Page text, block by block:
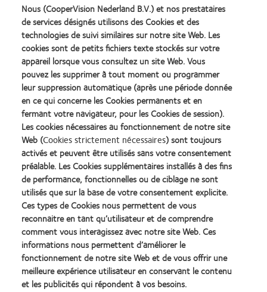
REMPLACEMENT QUOTIDIEN
Multifocale clariti® 1 day avec Binocular Progressive System™
REMPLACEMENT QUOTIDIEN PRESBYTIE‡
Ces lentilles de contact sont une valeur sûre pour les patients.
Elles allient santé, confort et facilité de manipulation.§1234
Disponible en sphérique, torique et multifocale.
Les images d'emballage ne sont présentées qu'à titre d'illustration.
Le plastique utilisé dans les lentilles de contact souples CooperVision est déterminé par le
poids du blister en plastique, la lentille et l'emballage secondaire, y compris les laminés, les
adhésifs et les intrants auxiliaires (par exemple l'encre). La détermination n'inclut pas le
plastique utilisé au cours du processus de fabrication de ces produits et de leur emballage.
*Myopie ou Hypermétropie.
†Myopie ou hypermétropie avec astigmatisme.
‡ Myopie, hypermétropie ou emmétropie avec presbytie.
§ Avec un apport d'oxygène élevé pour une utilisation journalière, les matériaux SiHy
minimisent ou éliminent les complications liées à l'hypoxie.
Références:
1. CVI data on file 2022. Verve Online Brand Survey with ECPs who recommend somofilcon
A for new wearers in US, Spain, Italy, UK and Korea. n=249 (80% strongly agree/agree).
Nous (CooperVision Nederland B.V.) et nos prestataires
de services désignés utilisons des Cookies et des
technologies de suivi similaires sur notre site Web. Les
cookies sont de petits fichiers texte stockés sur votre
appareil lorsque vous consultez un site Web. Vous
pouvez les supprimer à tout moment ou programmer
leur suppression automatique (après une période donnée
en ce qui concerne les Cookies permanents et en
fermant votre navigateur, pour les Cookies de session).
Les cookies nécessaires au fonctionnement de notre site
Web (Cookies strictement nécessaires) sont toujours
activés et peuvent être utilisés sans votre consentement
préalable. Les Cookies supplémentaires installés à des fins
de performance, fonctionnelles ou de ciblage ne sont
utilisés que sur la base de votre consentement explicite.
Ces types de Cookies nous permettent de vous
reconnaitre en tant qu’utilisateur et de comprendre
comment vous interagissez avec notre site Web. Ces
informations nous permettent d’améliorer le
fonctionnement de notre site Web et de vous offrir une
meilleure expérience utilisateur en conservant le contenu
et les publicités qui répondent à vos besoins.